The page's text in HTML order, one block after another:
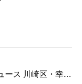
ース 川崎区・幸…